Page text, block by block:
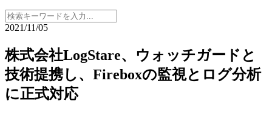
2021/11/05
株式会社LogStare、ウォッチガードと
技術提携し、Fireboxの監視とログ分析
に正式対応